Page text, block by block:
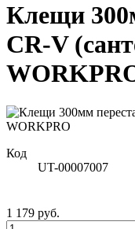
Клещи
CR-V
Код
UT-00007007
1 179 руб.